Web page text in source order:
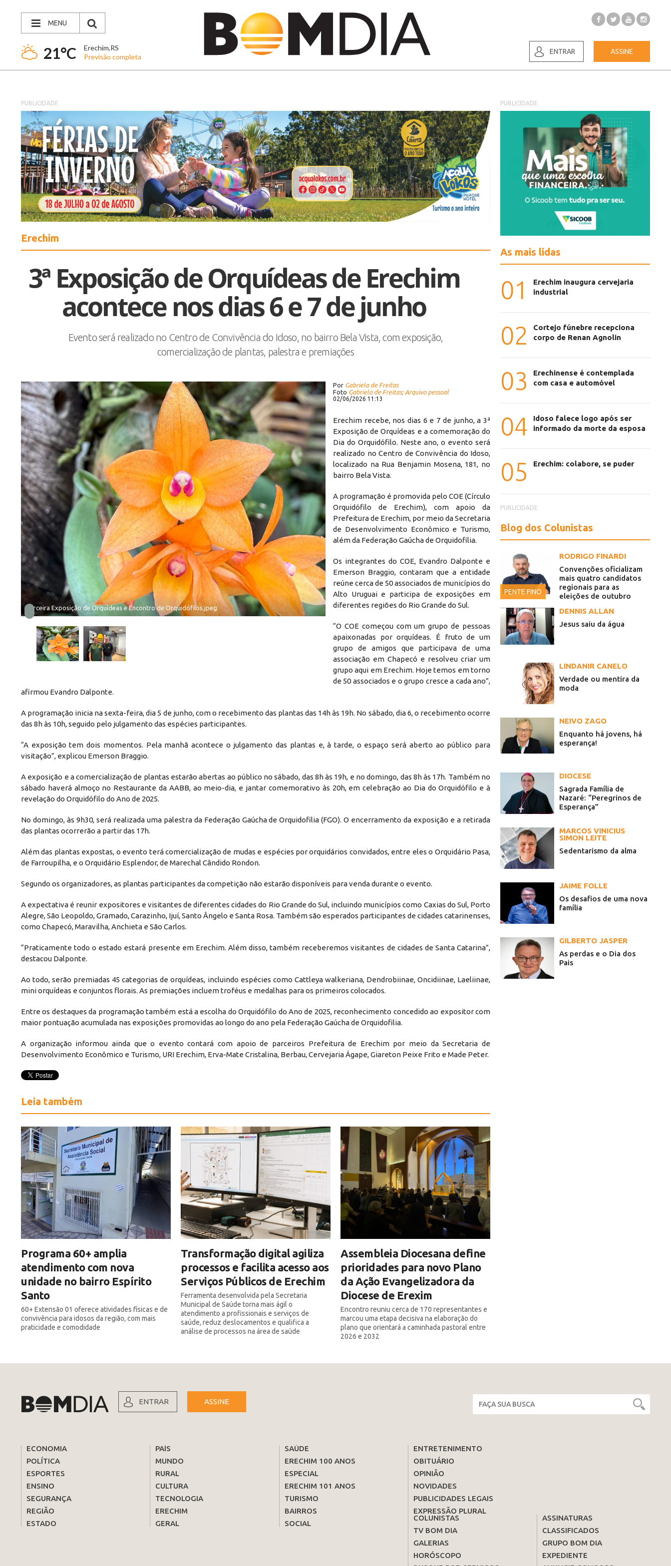
MENU
21°C
Erechim,RS
Previsão completa
ENTRAR ASSINE
PUBLICIDADE
Erechim
3ª Exposição de Orquídeas de Erechim
acontece nos dias 6 e 7 de junho
Evento será realizado no Centro de Convivência do Idoso, no bairro Bela Vista, com exposição,
comercialização de plantas, palestra e premiações
Terceira Exposição de Orquídeas e Encontro de Orquidófilos.jpeg Evandro Dalponte e Emerson Braggio.jpeg
Por Gabriela de Freitas
Foto Gabriela de Freitas; Arquivo pessoal
02/06/2026 11:13
Erechim recebe, nos dias 6 e 7 de junho, a 3ª
Exposição de Orquídeas e a comemoração do
Dia do Orquidófilo. Neste ano, o evento será
realizado no Centro de Convivência do Idoso,
localizado na Rua Benjamin Mosena, 181, no
bairro Bela Vista.
A programação é promovida pelo COE (Círculo
Orquidófilo de Erechim), com apoio da
Prefeitura de Erechim, por meio da Secretaria
de Desenvolvimento Econômico e Turismo,
além da Federação Gaúcha de Orquidofilia.
Os integrantes do COE, Evandro Dalponte e
Emerson Braggio, contaram que a entidade
reúne cerca de 50 associados de municípios do
Alto Uruguai e participa de exposições em
diferentes regiões do Rio Grande do Sul.
“O COE começou com um grupo de pessoas
apaixonadas por orquídeas. É fruto de um
grupo de amigos que participava de uma
associação em Chapecó e resolveu criar um
grupo aqui em Erechim. Hoje temos em torno
de 50 associados e o grupo cresce a cada ano”,
afirmou Evandro Dalponte.
A programação inicia na sexta-feira, dia 5 de junho, com o recebimento das plantas das 14h às 19h. No sábado, dia 6, o recebimento ocorre
das 8h às 10h, seguido pelo julgamento das espécies participantes.
“A exposição tem dois momentos. Pela manhã acontece o julgamento das plantas e, à tarde, o espaço será aberto ao público para
visitação”, explicou Emerson Braggio.
A exposição e a comercialização de plantas estarão abertas ao público no sábado, das 8h às 19h, e no domingo, das 8h às 17h. Também no
sábado haverá almoço no Restaurante da AABB, ao meio-dia, e jantar comemorativo às 20h, em celebração ao Dia do Orquidófilo e à
revelação do Orquidófilo do Ano de 2025.
No domingo, às 9h30, será realizada uma palestra da Federação Gaúcha de Orquidofilia (FGO). O encerramento da exposição e a retirada
das plantas ocorrerão a partir das 17h.
Além das plantas expostas, o evento terá comercialização de mudas e espécies por orquidários convidados, entre eles o Orquidário Pasa,
de Farroupilha, e o Orquidário Esplendor, de Marechal Cândido Rondon.
Segundo os organizadores, as plantas participantes da competição não estarão disponíveis para venda durante o evento.
A expectativa é reunir expositores e visitantes de diferentes cidades do Rio Grande do Sul, incluindo municípios como Caxias do Sul, Porto
Alegre, São Leopoldo, Gramado, Carazinho, Ijuí, Santo Ângelo e Santa Rosa. Também são esperados participantes de cidades catarinenses,
como Chapecó, Maravilha, Anchieta e São Carlos.
“Praticamente todo o estado estará presente em Erechim. Além disso, também receberemos visitantes de cidades de Santa Catarina”,
destacou Dalponte.
Ao todo, serão premiadas 45 categorias de orquídeas, incluindo espécies como Cattleya walkeriana, Dendrobiinae, Oncidiinae, Laeliinae,
mini orquídeas e conjuntos florais. As premiações incluem troféus e medalhas para os primeiros colocados.
Entre os destaques da programação também está a escolha do Orquidófilo do Ano de 2025, reconhecimento concedido ao expositor com
maior pontuação acumulada nas exposições promovidas ao longo do ano pela Federação Gaúcha de Orquidofilia.
A organização informou ainda que o evento contará com apoio de parceiros Prefeitura de Erechim por meio da Secretaria de
Desenvolvimento Econômico e Turismo, URI Erechim, Erva-Mate Cristalina, Berbau, Cervejaria Ágape, Giareton Peixe Frito e Made Peter.
Leia também
Programa 60+ amplia
atendimento com nova
unidade no bairro Espírito
Santo
60+ Extensão 01 oferece atividades físicas e de
convivência para idosos da região, com mais
praticidade e comodidade
Transformação digital agiliza
processos e facilita acesso aos
Serviços Públicos de Erechim
Ferramenta desenvolvida pela Secretaria
Municipal de Saúde torna mais ágil o
atendimento a profissionais e serviços de
saúde, reduz deslocamentos e qualifica a
análise de processos na área de saúde
Assembleia Diocesana define
prioridades para novo Plano
da Ação Evangelizadora da
Diocese de Erexim
Encontro reuniu cerca de 170 representantes e
marcou uma etapa decisiva na elaboração do
plano que orientará a caminhada pastoral entre
2026 e 2032
PUBLICIDADE
As mais lidas
01
Erechim inaugura cervejaria
industrial
02
Cortejo fúnebre recepciona
corpo de Renan Agnolin
03
Erechinense é contemplada
com casa e automóvel
04
Idoso falece logo após ser
informado da morte da esposa
05 Erechim: colabore, se puder
PUBLICIDADE
Blog dos Colunistas
PENTE FINO
RODRIGO FINARDI
Convenções oficializam
mais quatro candidatos
regionais para as
eleições de outubro
DENNIS ALLAN
Jesus saiu da água
LINDANIR CANELO
Verdade ou mentira da
moda
NEIVO ZAGO
Enquanto há jovens, há
esperança!
DIOCESE
Sagrada Família de
Nazaré: “Peregrinos de
Esperança”
MARCOS VINICIUS
SIMON LEITE
Sedentarismo da alma
JAIME FOLLE
Os desafios de uma nova
família
GILBERTO JASPER
As perdas e o Dia dos
Pais
ENTRAR ASSINE
ECONOMIA
POLÍTICA
ESPORTES
ENSINO
SEGURANÇA
REGIÃO
ESTADO
PAÍS
MUNDO
RURAL
CULTURA
TECNOLOGIA
ERECHIM
GERAL
SAÚDE
ERECHIM 100 ANOS
ESPECIAL
ERECHIM 101 ANOS
TURISMO
BAIRROS
SOCIAL
ENTRETENIMENTO
OBITUÁRIO
OPINIÃO
NOVIDADES
PUBLICIDADES LEGAIS
EXPRESSÃO PLURAL
COLUNISTAS
TV BOM DIA
GALERIAS
HORÓSCOPO
ASSINATURAS
CLASSIFICADOS
GRUPO BOM DIA
EXPEDIENTE